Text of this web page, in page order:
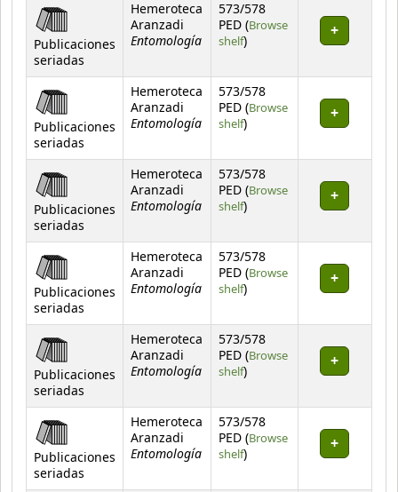
Publicaciones
seriadas
Hemeroteca
Aranzadi
Entomología
573/578
PED (Browse
shelf(Opens below)
)
Publicaciones
seriadas
Hemeroteca
Aranzadi
Entomología
573/578
PED (Browse
shelf(Opens below)
)
Publicaciones
seriadas
Hemeroteca
Aranzadi
Entomología
573/578
PED (Browse
shelf(Opens below)
)
Publicaciones
seriadas
Hemeroteca
Aranzadi
Entomología
573/578
PED (Browse
shelf(Opens below)
)
Publicaciones
seriadas
Hemeroteca
Aranzadi
Entomología
573/578
PED (Browse
shelf(Opens below)
)
Publicaciones
seriadas
Hemeroteca
Aranzadi
Entomología
573/578
PED (Browse
shelf(Opens below)
)